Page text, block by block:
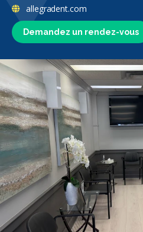
Demandez un rendez-vous
allegradent.com